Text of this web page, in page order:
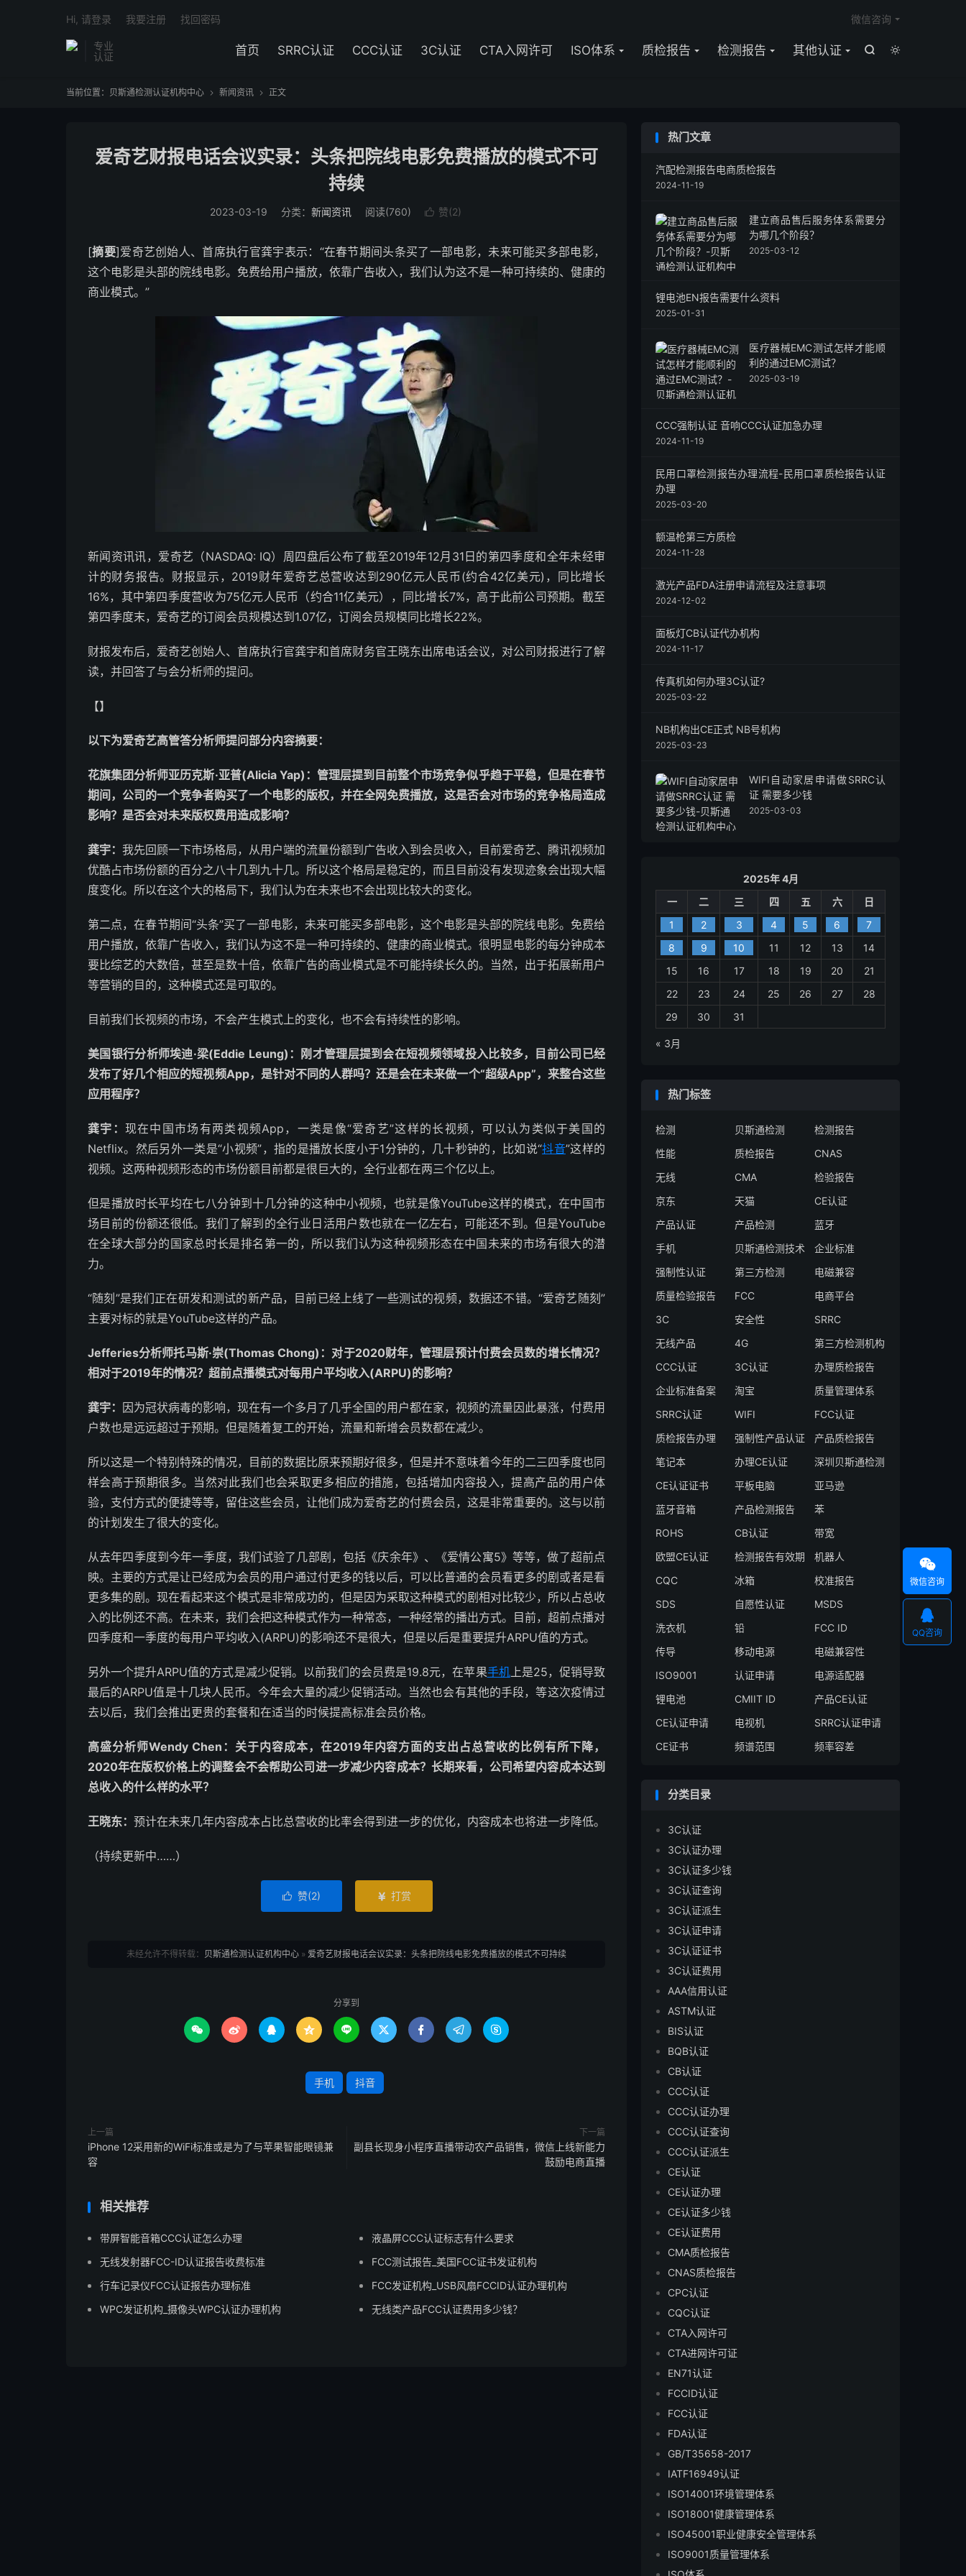
专业
认证


首页 SRRC认证 CCC认证 3C认证 CTA入网许可 ISO体系 质检报告 检测报告 其他认证
微信咨询
Hi, 请登录 我要注册 找回密码
当前位置： 贝斯通检测认证机构中心  新闻资讯  正文
爱奇艺财报电话会议实录：头条把院线电影免费播放的模式不可
持续
2023-03-19 分类： 新闻资讯 阅读(760)  赞(2)
[摘要]爱奇艺创始人、首席执行官龚宇表示：“在春节期间头条买了一部电影，未来可能买多部电影，
这个电影是头部的院线电影。免费给用户播放，依靠广告收入，我们认为这不是一种可持续的、健康的
商业模式。”
新闻资讯讯，爱奇艺（NASDAQ: IQ）周四盘后公布了截至2019年12月31日的第四季度和全年未经审
计的财务报告。财报显示，2019财年爱奇艺总营收达到290亿元人民币(约合42亿美元)，同比增长
16%，其中第四季度营收为75亿元人民币（约合11亿美元），同比增长7%，高于此前公司预期。截至
第四季度末，爱奇艺的订阅会员规模达到1.07亿，订阅会员规模同比增长22%。
财报发布后，爱奇艺创始人、首席执行官龚宇和首席财务官王晓东出席电话会议，对公司财报进行了解
读，并回答了与会分析师的提问。
【】
以下为爱奇艺高管答分析师提问部分内容摘要：
花旗集团分析师亚历克斯·亚普(Alicia Yap)：管理层提到目前整个市场竞争似乎趋于平稳，但是在春节
期间，公司的一个竞争者购买了一个电影的版权，并在全网免费播放，这是否会对市场的竞争格局造成
影响？是否会对未来版权费用造成影响？
龚宇： 我先回顾一下市场格局，从用户端的流量份额到广告收入到会员收入，目前爱奇艺、腾讯视频加
优酷占市场份额的百分之八十几到九十几。所以这个格局是稳定的，而且目前没有发现迹象会出现大幅
度变化。所以在这个大的格局下，我们认为在未来也不会出现比较大的变化。
第二点，在春节期间“头条”买了一部电影，未来可能买多部电影，这个电影是头部的院线电影。免费给
用户播放，依靠广告收入，我们认为这不是一种可持续的、健康的商业模式。很明显电影的每分钟成本
要比综艺的大数倍，甚至是数十倍，依靠广告的商业模式是不可能持续长久的。当然，出于拓展新用户
等营销的目的，这种模式还是可取的。
目前我们长视频的市场，不会产生模式上的变化，也不会有持续性的影响。
美国银行分析师埃迪·梁(Eddie Leung)：刚才管理层提到会在短视频领域投入比较多，目前公司已经
发布了好几个相应的短视频App，是针对不同的人群吗？还是会在未来做一个“超级App”，来整合这些
应用程序？
龚宇： 现在中国市场有两类视频App，一类是像“爱奇艺”这样的长视频，可以认为类似于美国的
Netflix。然后另外一类是“小视频”，指的是播放长度小于1分钟的，几十秒钟的，比如说“抖音”这样的
视频。这两种视频形态的市场份额目前都是很巨大的，全行业都在两三个亿以上。
但是播放时长平均在七八分钟到十几分钟的这种中小视频，也就是像YouTube这样的模式，在中国市
场目前的份额还很低。我们了解到的全行业日活用户数也就在一亿左右，可能还不到。但是YouTube
在全球大部分的国家总时长是排名第一的，所以我们认为这种视频形态在中国未来的市场有很大的潜
力。
“随刻”是我们正在研发和测试的新产品，目前已经上线了一些测试的视频，数据还不错。“爱奇艺随刻”
主要对标的就是YouTube这样的产品。
Jefferies分析师托马斯·崇(Thomas Chong)：对于2020财年，管理层预计付费会员数的增长情况？
相对于2019年的情况？超前点播模式对每用户平均收入(ARPU)的影响？
龚宇： 因为冠状病毒的影响，现在有一个多月了几乎全国的用户都在家，视频的流量因此暴涨，付费用
户数也是远远超过于预期。但是随着复工的开始，流量和新增会员数都在减少。
所以这是一个特别特殊的情况，目前的数据比原来预期好很多，但是并不意味着今年的二三四季度也同
样会高于预期很多。当然对此我们也会采取更多相应的措施，包括增加内容投入，提高产品的用户体
验，支付方式的便捷等等，留住这些会员，让他们成为爱奇艺的付费会员，这是非常重要的。这与以前
的计划发生了很大的变化。
从去年四季度到今年一季度，我们试验了几部剧，包括《庆余年》、《爱情公寓5》等等，做了超前点
映。主要的方式是让已经成为会员的用户通过付更多的钱以后，可以比普通的会员看更多的剧或者是看
更多集的剧。现在看起来这个模式是非常成功的，但是因为采取这种模式的剧相对比较少，所以占总收
入的比例还不高。在未来，我们会把这种模式作为一种常态，一种经常的播出方式。目前，超前点播对
四季度和一季度的每用户平均收入(ARPU)的影响还不是很大，但是以后是重要提升ARPU值的方式。
另外一个提升ARPU值的方式是减少促销。以前我们的会员费是19.8元，在苹果手机上是25，促销导致
最后的ARPU值是十几块人民币。今年会大量的减少促销活动。当然也会有其他的手段，等这次疫情过
去以后，我们会推出更贵的套餐和在适当的时候提高标准会员价格。
高盛分析师Wendy Chen：关于内容成本，在2019年内容方面的支出占总营收的比例有所下降，
2020年在版权价格上的调整会不会帮助公司进一步减少内容成本？长期来看，公司希望内容成本达到
总收入的什么样的水平？
王晓东： 预计在未来几年内容成本占比总营收的比率会得到进一步的优化，内容成本也将进一步降低。
（持续更新中……）
 赞(2)  打赏
未经允许不得转载： 贝斯通检测认证机构中心 » 爱奇艺财报电话会议实录：头条把院线电影免费播放的模式不可持续
分享到
        
手机 抖音
上一篇
iPhone 12采用新的WiFi标准或是为了与苹果智能眼镜兼
容
下一篇
副县长现身小程序直播带动农产品销售，微信上线新能力
鼓励电商直播
相关推荐
带屏智能音箱CCC认证怎么办理
液晶屏CCC认证标志有什么要求
无线发射器FCC-ID认证报告收费标准
FCC测试报告_美国FCC证书发证机构
行车记录仪FCC认证报告办理标准
FCC发证机构_USB风扇FCCID认证办理机构
WPC发证机构_摄像头WPC认证办理机构
无线类产品FCC认证费用多少钱？
热门文章
汽配检测报告电商质检报告
2024-11-19
建立商品售后服务体系需要分
为哪几个阶段？
2025-03-12
锂电池EN报告需要什么资料
2025-01-31
医疗器械EMC测试怎样才能顺
利的通过EMC测试？
2025-03-19
CCC强制认证 音响CCC认证加急办理
2024-11-19
民用口罩检测报告办理流程-民用口罩质检报告认证
办理
2025-03-20
额温枪第三方质检
2024-11-28
激光产品FDA注册申请流程及注意事项
2024-12-02
面板灯CB认证代办机构
2024-11-17
传真机如何办理3C认证?
2025-03-22
NB机构出CE正式 NB号机构
2025-03-23
WIFI自动家居申请做SRRC认
证 需要多少钱
2025-03-03
2025年 4月
一
二 三 四 五 六
日
1
2 3 4 5 6
7
8
9 10 11 12 13
14
15
16 17 18 19 20
21
22
23 24 25 26 27
28
29
30 31
« 3月
热门标签
检测 贝斯通检测
检测报告
性能
质检报告
CNAS
无线
CMA
检验报告
京东
天猫
CE认证
产品认证
产品检测
蓝牙
手机
贝斯通检测技术
企业标准
强制性认证
第三方检测
电磁兼容
质量检验报告
FCC
电商平台
3C
安全性
SRRC
无线产品
4G
第三方检测机构
CCC认证
3C认证
办理质检报告
企业标准备案
淘宝
质量管理体系
SRRC认证
WIFI
FCC认证
质检报告办理
强制性产品认证
产品质检报告
笔记本
办理CE认证
深圳贝斯通检测
CE认证证书
平板电脑
亚马逊
蓝牙音箱
产品检测报告
苯
ROHS
CB认证
带宽
欧盟CE认证
检测报告有效期
机器人
CQC
冰箱
校准报告
SDS
自愿性认证
MSDS
洗衣机
铅
FCC ID
传导
移动电源
电磁兼容性
ISO9001
认证申请
电源适配器
锂电池
CMIIT ID
产品CE认证
CE认证申请
电视机
SRRC认证申请
CE证书
频谱范围 频率容差
分类目录
3C认证
3C认证办理
3C认证多少钱
3C认证查询
3C认证派生
3C认证申请
3C认证证书
3C认证费用
AAA信用认证
ASTM认证
BIS认证
BQB认证
CB认证
CCC认证
CCC认证办理
CCC认证查询
CCC认证派生
CE认证
CE认证办理
CE认证多少钱
CE认证费用
CMA质检报告
CNAS质检报告
CPC认证
CQC认证
CTA入网许可
CTA进网许可证
EN71认证
FCCID认证
FCC认证
FDA认证
GB/T35658-2017
IATF16949认证
ISO14001环境管理体系
ISO18001健康管理体系
ISO45001职业健康安全管理体系
ISO9001质量管理体系

微信咨询

QQ咨询